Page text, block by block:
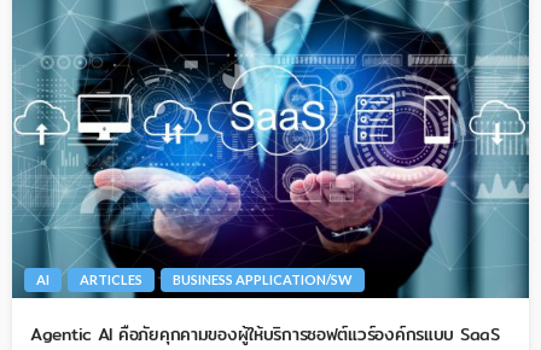
AI ARTICLES BUSINESS APPLICATION/SW
Agentic AI คือภัยคุกคามของผู้ให้บริการซอฟต์แวร์องค์กรแบบ SaaS